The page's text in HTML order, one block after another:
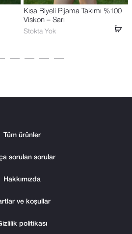
Kısa Biyeli Pijama Takımı %100
Viskon – Sarı
Stokta Yok
Tüm ürünler
sorulan sorular
Hakkımızda
ve koşullar
politikası